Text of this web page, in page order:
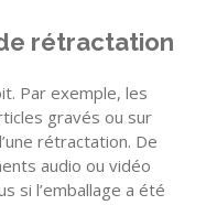
rétractation
Par exemple, les
gravés ou sur
rétractation. De
audio ou vidéo
si l’emballage a été